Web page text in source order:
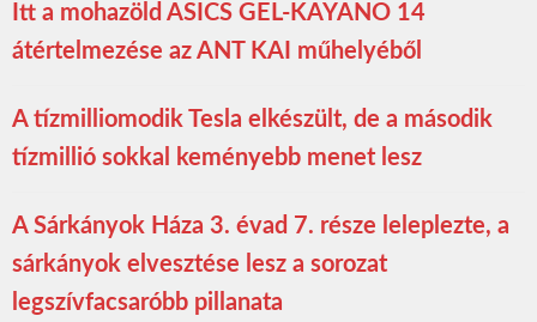
Itt a mohazöld ASICS GEL-KAYANO 14
átértelmezése az ANT KAI műhelyéből
A tízmilliomodik Tesla elkészült, de a második
tízmillió sokkal keményebb menet lesz
A Sárkányok Háza 3. évad 7. része leleplezte, a
sárkányok elvesztése lesz a sorozat
legszívfacsaróbb pillanata